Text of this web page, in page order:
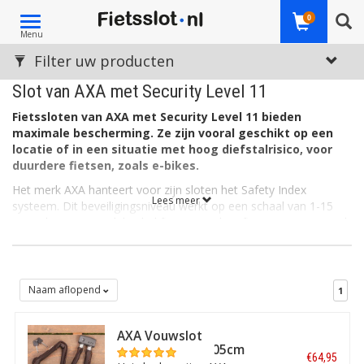
Toggle
navigation
Menu
0
Slot van AXA met Security Level 11
Fietssloten van AXA met Security Level 11 bieden
maximale bescherming. Ze zijn vooral geschikt op een
locatie of in een situatie met hoog diefstalrisico, voor
duurdere fietsen, zoals e-bikes.
Het merk AXA hanteert voor zijn sloten het Safety Index
systeem. Dit beveiligingsniveau werkt op een schaal van 1-15
AXA Security Level 1-6
AXA sloten met classificatie tussen 1 en 6 bieden
bij het kort stallen van de fiets in een niet-diefstalgevoelige
omgeving.
Lees meer
Filter uw producten
Naam aflopend 1
AXA Vouwslot
Foldable 1000 105cm
€64,95